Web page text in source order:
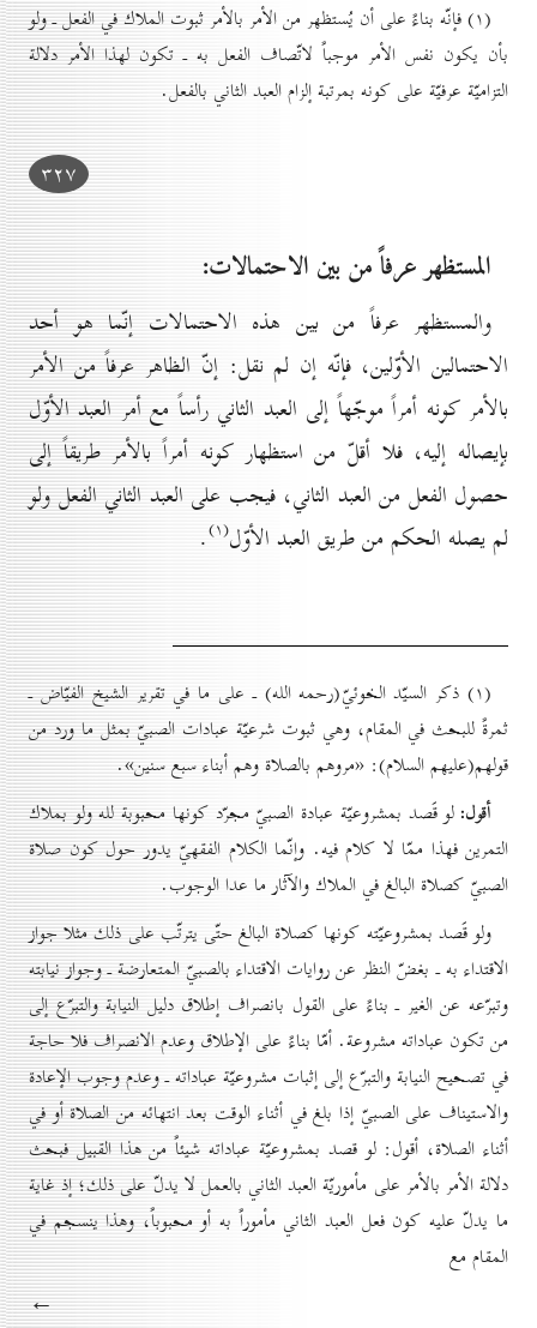
(۱) فإنّه بناءً على أن يُستظهر من الأمر بالأمر ثبوت الملاك في الفعل ـ ولو
بأن يكون نفس الأمر موجباً لاتّصاف الفعل به ـ تكون لهذا الأمر دلالة
التزاميّة عرفيّة على كونه بمرتبة إلزام العبد الثاني بالفعل.
۳۲۷
المستظهر عرفاً من بين الاحتمالات:
والمستظهر عرفاً من بين هذه الاحتمالات إنّما هو أحد
الاحتمالين الأوّلين، فإنّه إن لم نقل: إنّ الظاهر عرفاً من الأمر
بالأمر كونه أمراً موجّهاً إلى العبد الثاني رأساً مع أمر العبد الأوّل
بإيصاله إليه، فلا أقلّ من استظهار كونه أمراً بالأمر طريقاً إلى
حصول الفعل من العبد الثاني، فيجب على العبد الثاني الفعل ولو
لم يصله الحكم من طريق العبد الأوّل(۱) .
(۱) ذكر السيّد الخوئيّ(رحمه الله) ـ على ما في تقرير الشيخ الفيّاض ـ
ثمرةً للبحث في المقام، وهي ثبوت شرعيّة عبادات الصبيّ بمثل ما ورد من
قولهم(عليهم السلام): «مروهم بالصلاة وهم أبناء سبع سنين».
أقول: لو قَصد بمشروعيّة عبادة الصبيّ مجرّد كونها محبوبة لله ولو بملاك
التمرين فهذا ممّا لا كلام فيه. وإنّما الكلام الفقهيّ يدور حول كون صلاة
الصبيّ كصلاة البالغ في الملاك والآثار ما عدا الوجوب.
ولو قَصد بمشروعيّته كونها كصلاة البالغ حتّى يترتّب على ذلك مثلا جواز
الاقتداء به ـ بغضّ النظر عن روايات الاقتداء بالصبيّ المتعارضة ـ وجواز نيابته
وتبرّعه عن الغير ـ بناءً على القول بانصراف إطلاق دليل النيابة والتبرّع إلى
من تكون عباداته مشروعة. أمّا بناءً على الإطلاق وعدم الانصراف فلا حاجة
في تصحيح النيابة والتبرّع إلى إثبات مشروعيّة عباداته ـ وعدم وجوب الإعادة
والاستيناف على الصبيّ إذا بلغ في أثناء الوقت بعد انتهائه من الصلاة أو في
أثناء الصلاة، أقول: لو قصد بمشروعيّة عباداته شيئاً من هذا القبيل فبحث
دلالة الأمر بالأمر على مأموريّة العبد الثاني بالعمل لا يدلّ على ذلك؛ إذ غاية
ما يدلّ عليه كون فعل العبد الثاني مأموراً به أو محبوباً، وهذا ينسجم في
المقام مع
←